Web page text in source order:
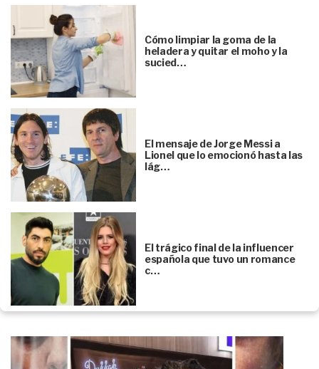
Cómo limpiar la goma de la
heladera y quitar el moho y la
sucied…
El mensaje de Jorge Messi a
Lionel que lo emocionó hasta las
lág…
El trágico final de la influencer
española que tuvo un romance
c…